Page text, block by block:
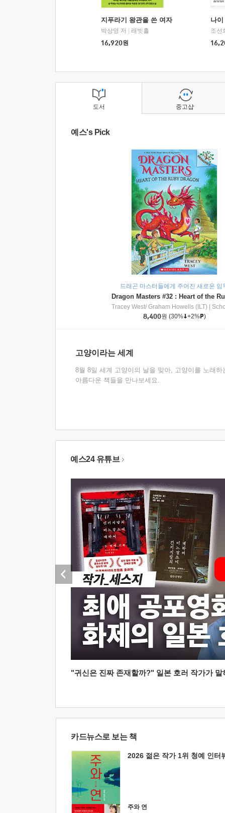
지푸라기 왕관을 쓴 여자
박상영 저
래빗홀
16,920원
나
조선
도서
예스's Pick
드래곤 마스터들에게 주어진 새로운 임
Tracey West/ Graham Howells (ILT)
8,400원 (30% +2% )
고양이라는 세계
8월 8일 세계 고양이의 날을 맞아, 고양이를 노래하
아름다운 책들을 만나보세요.
중고샵
예스24 유튜브
"귀신은 진짜 존재할까?" 일본 호러 작가가
카드뉴스로 보는 책
2026 젊은 작가 1위 청예 인터
주와 연